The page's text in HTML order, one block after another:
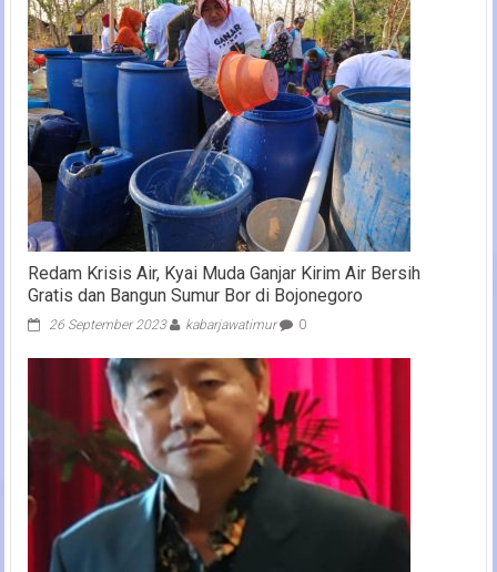
Redam Krisis Air, Kyai Muda Ganjar Kirim Air Bersih
Gratis dan Bangun Sumur Bor di Bojonegoro
26 September 2023 kabarjawatimur 0